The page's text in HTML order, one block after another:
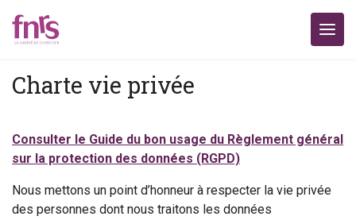
Charte vie privée
Consulter le Guide du bon usage du Règlement général
sur la protection des données (RGPD)
Nous mettons un point d’honneur à respecter la vie privée
des personnes dont nous traitons les données